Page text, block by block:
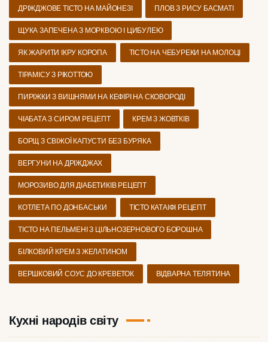
ДРІЖДЖОВЕ ТІСТО НА МАЙОНЕЗІ ПЛОВ З РИСУ БАСМАТІ
ЩУКА ЗАПЕЧЕНА З МОРКВОЮ І ЦИБУЛЕЮ
ЯК ЖАРИТИ ІКРУ КОРОПА ТІСТО НА ЧЕБУРЕКИ НА МОЛОЦІ
ТІРАМІСУ З РІКОТТОЮ
ПИРІЖКИ З ВИШНЯМИ НА КЕФІРІ НА СКОВОРОДІ
ЧІАБАТА З СИРОМ РЕЦЕПТ КРЕМ З ЖОВТКІВ
БОРЩ З СВІЖОЇ КАПУСТИ БЕЗ БУРЯКА
ВЕРГУНИ НА ДРІЖДЖАХ
МОРОЗИВО ДЛЯ ДІАБЕТИКІВ РЕЦЕПТ
КОТЛЕТА ПО ДОНБАСЬКИ ТІСТО КАТАІФІ РЕЦЕПТ
ТІСТО НА ПЕЛЬМЕНІ З ЦІЛЬНОЗЕРНОВОГО БОРОШНА
БІЛКОВИЙ КРЕМ З ЖЕЛАТИНОМ
ВЕРШКОВИЙ СОУС ДО КРЕВЕТОК ВІДВАРНА ТЕЛЯТИНА
Кухні народів світу